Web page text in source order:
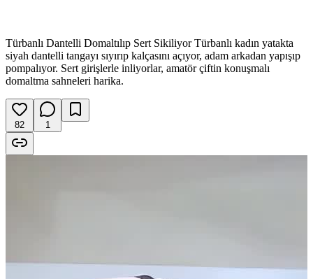
Türbanlı Dantelli Domaltılıp Sert Sikiliyor Türbanlı kadın yatakta
siyah dantelli tangayı sıyırıp kalçasını açıyor, adam arkadan yapışıp
pompalıyor. Sert girişlerle inliyorlar, amatör çiftin konuşmalı
domaltma sahneleri harika.
82 1